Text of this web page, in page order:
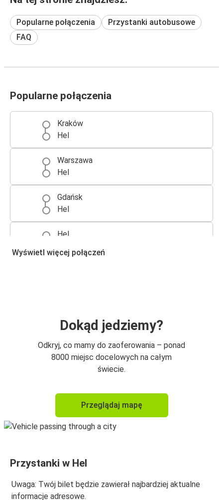
Popularne połączenia
Przystanki autobusowe
FAQ
Popularne połączenia
Kraków
Hel
Warszawa
Hel
Gdańsk
Hel
Hel
Gdańsk
Hel
Kraków
Grudziądz
Władysławowo
Hel
Hel
Wrocław
Wyświetl więcej połączeń
Dokąd jedziemy?
Odkryj, co mamy do zaoferowania – ponad
8000 miejsc docelowych na całym
świecie.
Przeglądaj mapę
Przystanki w Hel
Uwaga: Twój bilet będzie zawierał najbardziej aktualne
informacje adresowe.